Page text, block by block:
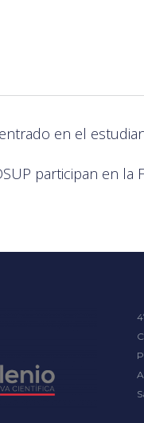
en el
participan en